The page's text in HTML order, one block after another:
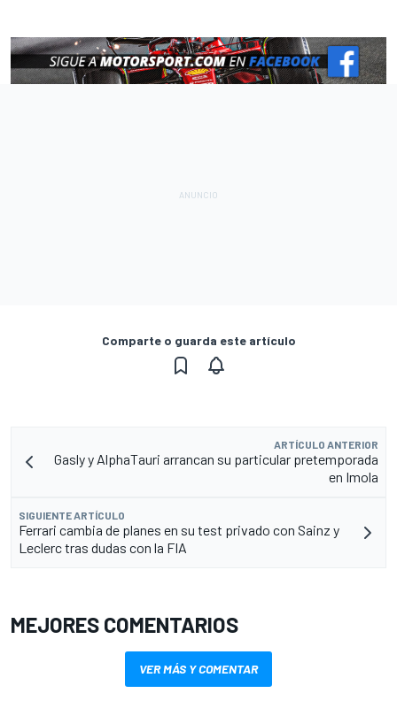
Comparte o guarda este artículo
ARTÍCULO ANTERIOR
Gasly y AlphaTauri arrancan su particular pretemporada
en Imola
SIGUIENTE ARTÍCULO
Ferrari cambia de planes en su test privado con Sainz y
Leclerc tras dudas con la FIA
MEJORES COMENTARIOS
VER MÁS Y COMENTAR